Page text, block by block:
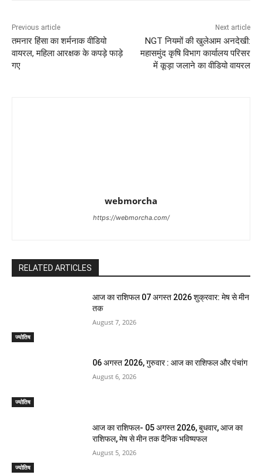
Previous article
तमनार हिंसा का शर्मनाक वीडियो
वायरल, महिला आरक्षक के कपड़े फाड़े
गए
Next article
NGT नियमों की खुलेआम अनदेखी:
महासमुंद कृषि विभाग कार्यालय परिसर
में कूड़ा जलाने का वीडियो वायरल
webmorcha
https://webmorcha.com/
RELATED ARTICLES
ज्योतिष
आज का राशिफल 07 अगस्त 2026 शुक्रवार: मेष से मीन
तक
August 7, 2026
ज्योतिष
06 अगस्त 2026, गुरुवार : आज का राशिफल और पंचांग
August 6, 2026
ज्योतिष
आज का राशिफल- 05 अगस्त 2026, बुधवार, आज का
राशिफल, मेष से मीन तक दैनिक भविष्यफल
August 5, 2026